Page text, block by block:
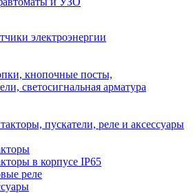
электроэнергии
кнопочные посты,
светосигнальная арматура
пускатели, реле и аксессуары
в корпусе IP65
реле